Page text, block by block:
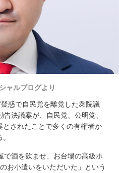
ャルブログより
惑で自民党を離党した衆院議
決議案が、自民党、公明党、
されたことで多くの有権者か
で酒を飲ませ、お台場の高級ホ
お小遣いをいただいた」という